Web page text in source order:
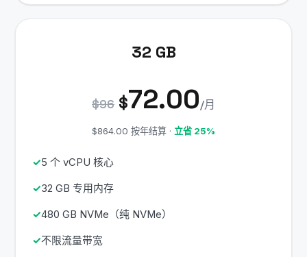
32 GB
$96 $72.00/月
$864.00 按年结算 · 立省 25%
5 个 vCPU 核心
32 GB 专用内存
480 GB NVMe（纯 NVMe）
不限流量带宽